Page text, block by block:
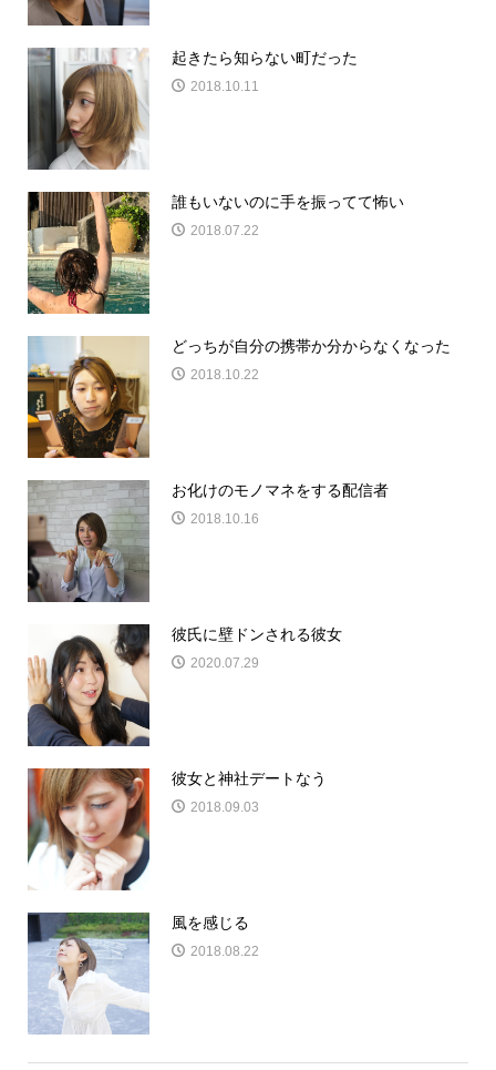
起きたら知らない町だった
2018.10.11
誰もいないのに手を振ってて怖い
2018.07.22
どっちが自分の携帯か分からなくなった
2018.10.22
お化けのモノマネをする配信者
2018.10.16
彼氏に壁ドンされる彼女
2020.07.29
彼女と神社デートなう
2018.09.03
風を感じる
2018.08.22